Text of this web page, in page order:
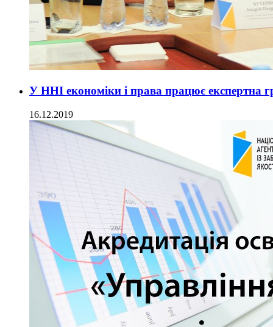
У ННІ економіки і права працює експертна
16.12.2019